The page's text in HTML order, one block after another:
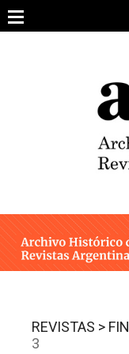
ARCHIVO DE
ESTUDIOS CRÍTICOS
INTEGRANTES
CONTACTO
REVISTAS >
3